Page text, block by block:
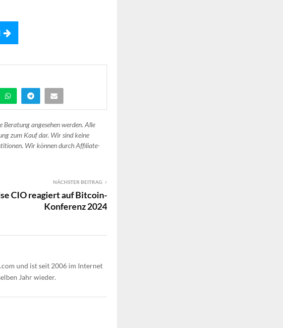
angesehen werden. Alle
zum Kauf dar. Wir sind keine
Wir können durch Affiliate-
NÄCHSTER BEITRAG
CIO reagiert auf Bitcoin-
Konferenz 2024
und ist seit 2006 im Internet
Jahr wieder.